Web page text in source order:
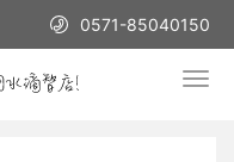
0571-85040150